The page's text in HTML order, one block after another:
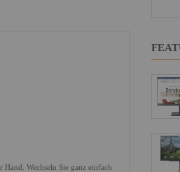
Wechseln Sie ganz einfach